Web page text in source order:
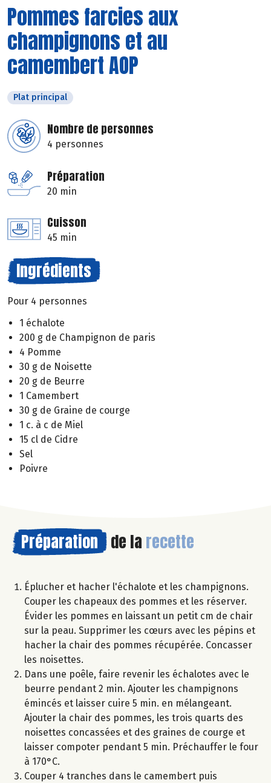
Pommes farcies aux
champignons et au
camembert AOP
Plat principal
Nombre de personnes
4 personnes
Préparation
20 min
Cuisson
45 min
Ingrédients
Pour 4 personnes
1 échalote
200 g de Champignon de paris
4 Pomme
30 g de Noisette
20 g de Beurre
1 Camembert
30 g de Graine de courge
1 c. à c de Miel
15 cl de Cidre
Sel
Poivre
Préparation de la recette
Éplucher et hacher l'échalote et les champignons.
Couper les chapeaux des pommes et les réserver.
Évider les pommes en laissant un petit cm de chair
sur la peau. Supprimer les cœurs avec les pépins et
hacher la chair des pommes récupérée. Concasser
les noisettes.
Dans une poêle, faire revenir les échalotes avec le
beurre pendant 2 min. Ajouter les champignons
émincés et laisser cuire 5 min. en mélangeant.
Ajouter la chair des pommes, les trois quarts des
noisettes concassées et des graines de courge et
laisser compoter pendant 5 min. Préchauffer le four
à 170°C.
Couper 4 tranches dans le camembert puis